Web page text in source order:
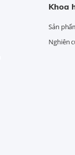
Khoa
Sản
Nghiên